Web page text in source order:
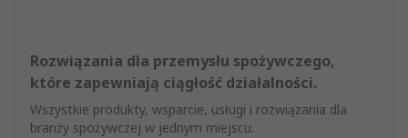
Rozwiązania dla przemysłu spożywczego,
które zapewniają ciągłość działalności.
Wszystkie produkty, wsparcie, usługi i rozwiązania dla
branży spożywczej w jednym miejscu.